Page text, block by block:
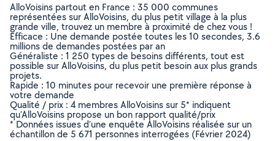
AlloVoisins partout en France : 35 000 communes
représentées sur AlloVoisins, du plus petit village à la plus
grande ville, trouvez un membre à proximité de chez vous !
Efficace : Une demande postée toutes les 10 secondes, 3.6
millions de demandes postées par an
Généraliste : 1 250 types de besoins différents, tout est
possible sur AlloVoisins, du plus petit besoin aux plus grands
projets.
Rapide : 10 minutes pour recevoir une première réponse à
votre demande
Qualité / prix : 4 membres AlloVoisins sur 5* indiquent
qu’AlloVoisins propose un bon rapport qualité/prix
* Données issues d’une enquête AlloVoisins réalisée sur un
échantillon de 5 671 personnes interrogées (Février 2024)